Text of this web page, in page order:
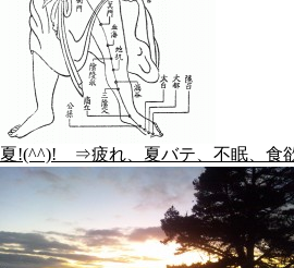
夏!(^^)! ⇒疲れ、夏バテ、不眠、食